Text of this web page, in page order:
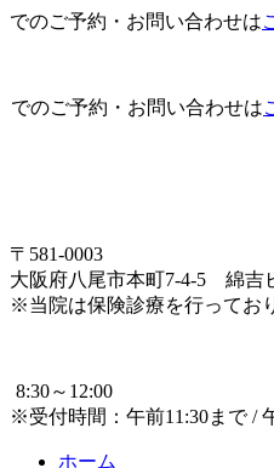
でのご予約・お問い合わせは
でのご予約・お問い合わせは
〒581-0003
大阪府八尾市本町7-4-5 綿吉
※当院は保険診療を行ってお
8:30～12:00
※受付時間：午前11:30まで /
ホーム